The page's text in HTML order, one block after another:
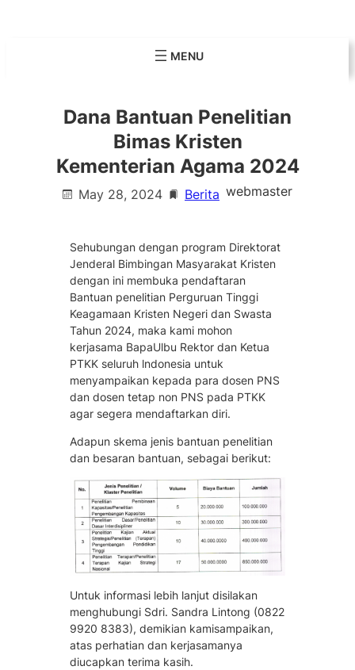
Dana Bantuan Penelitian
Bimas Kristen
Kementerian Agama 2024
May 28, 2024 Berita webmaster
Sehubungan dengan program Direktorat
Jenderal Bimbingan Masyarakat Kristen
dengan ini membuka pendaftaran
Bantuan penelitian Perguruan Tinggi
Keagamaan Kristen Negeri dan Swasta
Tahun 2024, maka kami mohon
kerjasama BapaUlbu Rektor dan Ketua
PTKK seluruh lndonesia untuk
menyampaikan kepada para dosen PNS
dan dosen tetap non PNS pada PTKK
agar segera mendaftarkan diri.
Adapun skema jenis bantuan penelitian
dan besaran bantuan, sebagai berikut:
Untuk informasi lebih lanjut disilakan
menghubungi Sdri. Sandra Lintong (0822
9920 8383), demikian kamisampaikan,
atas perhatian dan kerjasamanya
diucapkan terima kasih.